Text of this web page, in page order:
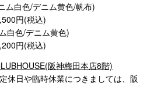
ム白色/デニム黄色/帆布)
円(税込)
白色/デニム黄色)
円(税込)
阪神梅田本店8階)
休日や臨時休業につきましては、阪